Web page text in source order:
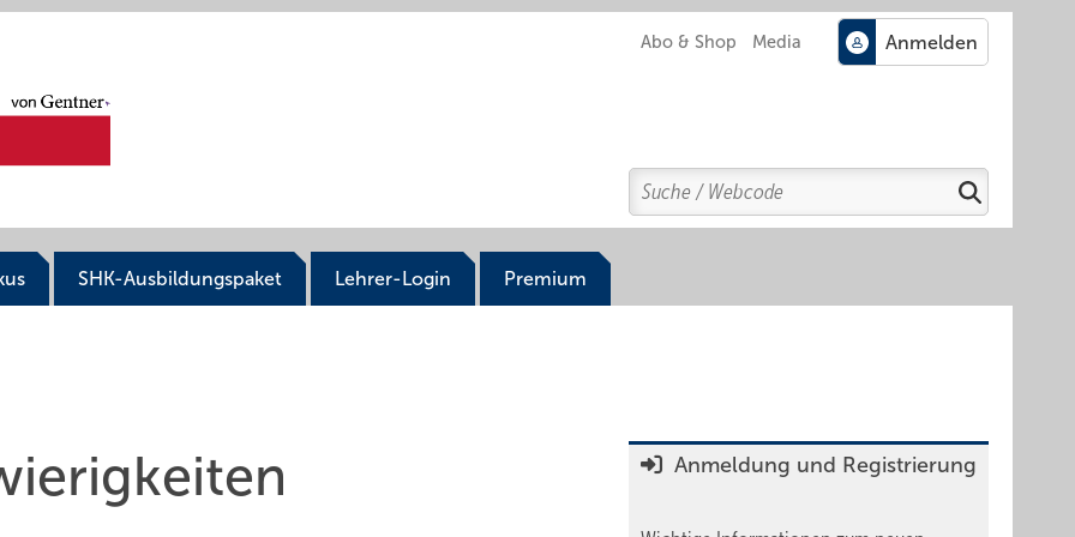
Abo & Shop Media
Search
Suchen
SHK-Ausbildungspaket Lehrer-Login Premium
Anmeldung und Registrierung